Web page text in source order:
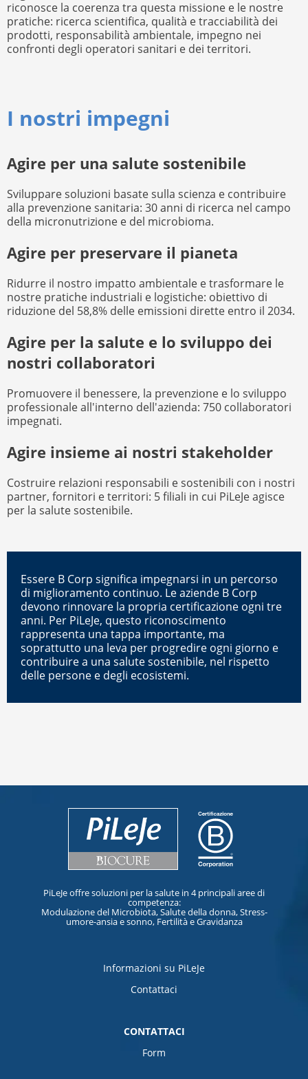
riconosce la coerenza tra questa missione e le nostre
pratiche: ricerca scientifica, qualità e tracciabilità dei
prodotti, responsabilità ambientale, impegno nei
confronti degli operatori sanitari e dei territori.
I nostri impegni
Agire per una salute sostenibile
Sviluppare soluzioni basate sulla scienza e contribuire
alla prevenzione sanitaria: 30 anni di ricerca nel campo
della micronutrizione e del microbioma.
Agire per preservare il pianeta
Ridurre il nostro impatto ambientale e trasformare le
nostre pratiche industriali e logistiche: obiettivo di
riduzione del 58,8% delle emissioni dirette entro il 2034.
Agire per la salute e lo sviluppo dei
nostri collaboratori
Promuovere il benessere, la prevenzione e lo sviluppo
professionale all'interno dell'azienda: 750 collaboratori
impegnati.
Agire insieme ai nostri stakeholder
Costruire relazioni responsabili e sostenibili con i nostri
partner, fornitori e territori: 5 filiali in cui PiLeJe agisce
per la salute sostenibile.
Essere B Corp significa impegnarsi in un percorso
di miglioramento continuo. Le aziende B Corp
devono rinnovare la propria certificazione ogni tre
anni. Per PiLeJe, questo riconoscimento
rappresenta una tappa importante, ma
soprattutto una leva per progredire ogni giorno e
contribuire a una salute sostenibile, nel rispetto
delle persone e degli ecosistemi.
PiLeJe offre soluzioni per la salute in 4 principali aree di
competenza:
Modulazione del Microbiota, Salute della donna, Stress-
umore-ansia e sonno, Fertilità e Gravidanza
Informazioni su PiLeJe
Contattaci
CONTATTACI
Form